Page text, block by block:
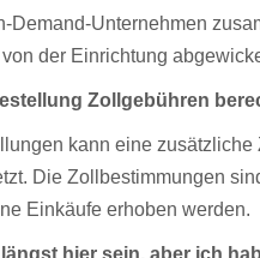
Demand-Unternehmen
der Einrichtung
Zollgebühren
kann eine
Die Zollbestimmungen
Einkäufe erhoben werden.
hier sein, aber ich